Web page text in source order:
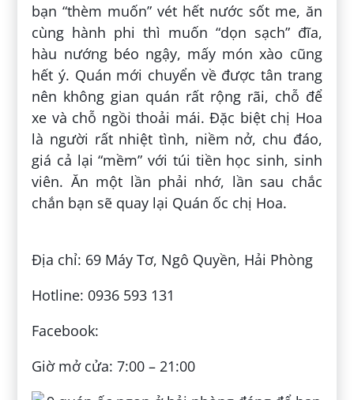
bạn “thèm muốn” vét hết nước sốt me, ăn
cùng hành phi thì muốn “dọn sạch” đĩa,
hàu nướng béo ngậy, mấy món xào cũng
hết ý. Quán mới chuyển về được tân trang
nên không gian quán rất rộng rãi, chỗ để
xe và chỗ ngồi thoải mái. Đặc biệt chị Hoa
là người rất nhiệt tình, niềm nở, chu đáo,
giá cả lại “mềm” với túi tiền học sinh, sinh
viên. Ăn một lần phải nhớ, lần sau chắc
chắn bạn sẽ quay lại Quán ốc chị Hoa.
Địa chỉ: 69 Máy Tơ, Ngô Quyền, Hải Phòng
Hotline: 0936 593 131
Facebook:
Giờ mở cửa: 7:00 – 21:00